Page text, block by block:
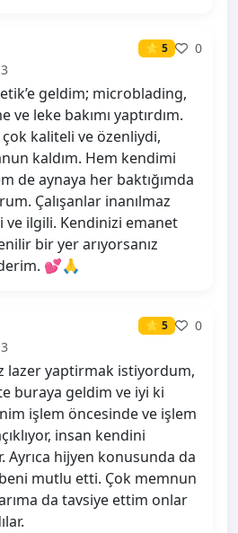
⭐ 5
0
geldim; microblading,
leke bakımı yaptırdım.
kaliteli ve özenliydi,
kaldım. Hem kendimi
de aynaya her baktığımda
Çalışanlar inanılmaz
ve ilgili. Kendinizi emanet
bir yer arıyorsanız
💕🙏
⭐ 5
0
lazer yaptirmak istiyordum,
buraya geldim ve iyi ki
işlem öncesinde ve işlem
insan kendini
Ayrıca hijyen konusunda da
mutlu etti. Çok memnun
da tavsiye ettim onlar